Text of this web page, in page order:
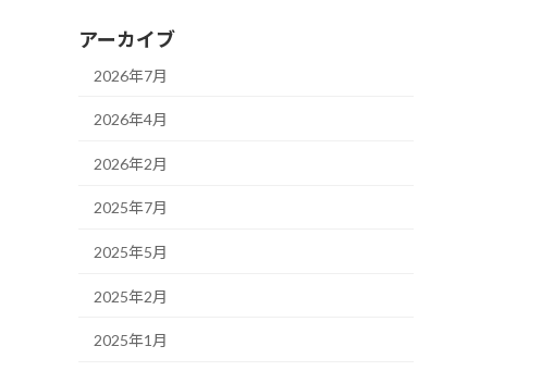
アーカイブ
2026年7月
2026年4月
2026年2月
2025年7月
2025年5月
2025年2月
2025年1月